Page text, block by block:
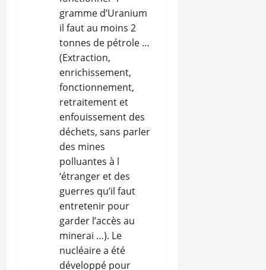
gramme d’Uranium
il faut au moins 2
tonnes de pétrole …
(Extraction,
enrichissement,
fonctionnement,
retraitement et
enfouissement des
déchets, sans parler
des mines
polluantes à l
‘étranger et des
guerres qu’il faut
entretenir pour
garder l’accès au
minerai …). Le
nucléaire a été
développé pour